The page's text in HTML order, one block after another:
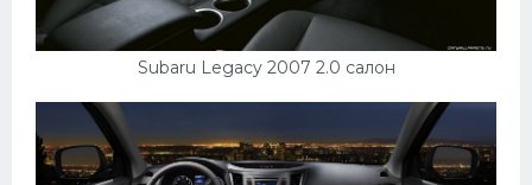
Subaru Legacy 2007 2.0 салон